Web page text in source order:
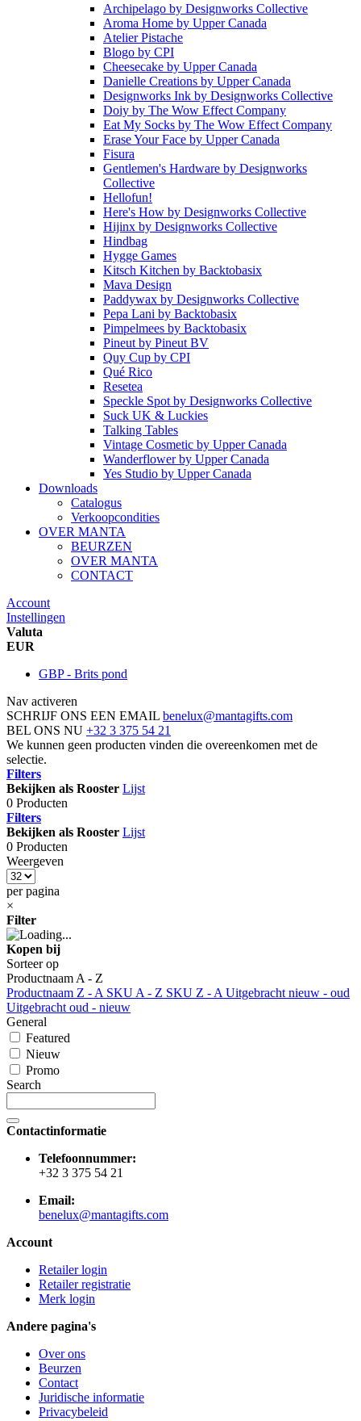
Archipelago by Designworks Collective
Aroma Home by Upper Canada
Atelier Pistache
Blogo by CPI
Cheesecake by Upper Canada
Danielle Creations by Upper Canada
Designworks Ink by Designworks Collective
Doiy by The Wow Effect Company
Eat My Socks by The Wow Effect Company
Erase Your Face by Upper Canada
Fisura
Gentlemen's Hardware by Designworks
Collective
Hellofun!
Here's How by Designworks Collective
Hijinx by Designworks Collective
Hindbag
Hygge Games
Kitsch Kitchen by Backtobasix
Mava Design
Paddywax by Designworks Collective
Pepa Lani by Backtobasix
Pimpelmees by Backtobasix
Pineut by Pineut BV
Quy Cup by CPI
Qué Rico
Resetea
Speckle Spot by Designworks Collective
Suck UK & Luckies
Talking Tables
Vintage Cosmetic by Upper Canada
Wanderflowerby Upper Canada
Yes Studio by Upper Canada
Downloads
Catalogus
Verkoopcondities
OVER MANTA
BEURZEN
OVER MANTA
CONTACT
Account
Instellingen
Valuta
EUR
GBP - Brits pond
Nav activeren
SCHRIJF ONS EEN EMAIL benelux@mantagifts.com
BEL ONS NU +32 3 375 54 21
We kunnen geen producten vinden die overeenkomen met de
selectie.
Filters
Bekijken als Rooster Lijst
0 Producten
Filters
Bekijken als Rooster Lijst
0 Producten
Weergeven
per pagina
×
Filter
Kopen bij
Sorteer op
Productnaam A - Z
Productnaam Z - A SKU A - Z SKU Z - A Uitgebracht nieuw - oud
Uitgebracht oud - nieuw
General
Featured
Nieuw
Promo
Search
Contactinformatie
Telefoonnummer:
+32 3 375 54 21
Email:
benelux@mantagifts.com
Account
Retailer login
Retailer registratie
Merk login
Andere pagina's
Over ons
Beurzen
Contact
Juridische informatie
Privacybeleid